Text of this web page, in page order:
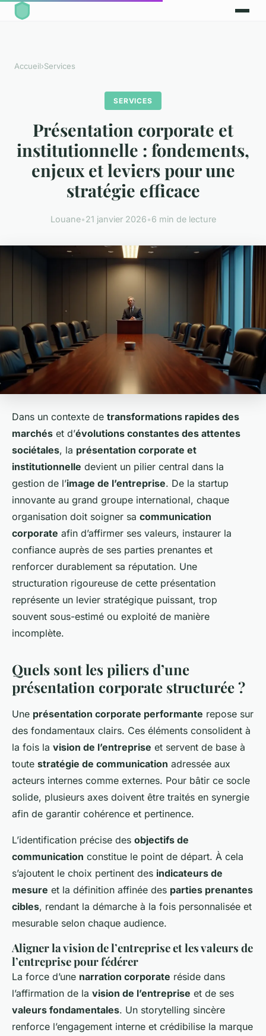
Accueil›Services
SERVICES
Présentation corporate et
institutionnelle : fondements,
enjeux et leviers pour une
stratégie efficace
Louane•21 janvier 2026•6 min de lecture
Dans un contexte de transformations rapides des
marchés et d’évolutions constantes des attentes
sociétales, la présentation corporate et
institutionnelle devient un pilier central dans la
gestion de l’image de l’entreprise. De la startup
innovante au grand groupe international, chaque
organisation doit soigner sa communication
corporate afin d’affirmer ses valeurs, instaurer la
confiance auprès de ses parties prenantes et
renforcer durablement sa réputation. Une
structuration rigoureuse de cette présentation
représente un levier stratégique puissant, trop
souvent sous-estimé ou exploité de manière
incomplète.
Quels sont les piliers d’une
présentation corporate structurée ?
Une présentation corporate performante repose sur
des fondamentaux clairs. Ces éléments consolident à
la fois la vision de l’entreprise et servent de base à
toute stratégie de communication adressée aux
acteurs internes comme externes. Pour bâtir ce socle
solide, plusieurs axes doivent être traités en synergie
afin de garantir cohérence et pertinence.
L’identification précise des objectifs de
communication constitue le point de départ. À cela
s’ajoutent le choix pertinent des indicateurs de
mesure et la définition affinée des parties prenantes
cibles, rendant la démarche à la fois personnalisée et
mesurable selon chaque audience.
Aligner la vision de l’entreprise et les valeurs de
l’entreprise pour fédérer
La force d’une narration corporate réside dans
l’affirmation de la vision de l’entreprise et de ses
valeurs fondamentales. Un storytelling sincère
renforce l’engagement interne et crédibilise la marque